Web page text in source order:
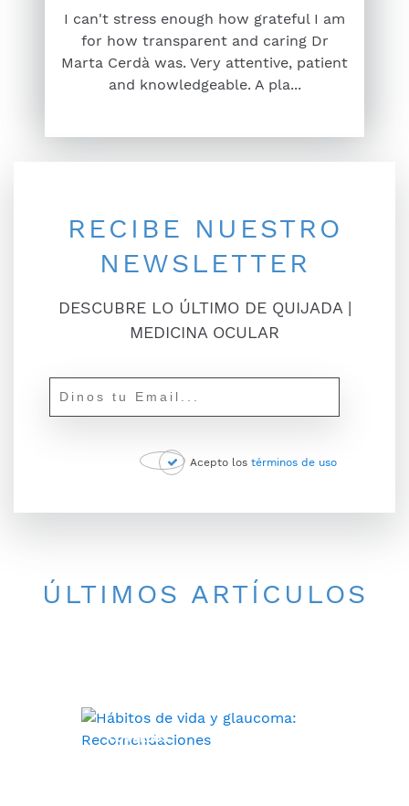
I can't stress enough how grateful I am
for how transparent and caring Dr
Marta Cerdà was. Very attentive, patient
and knowledgeable. A pla...
RECIBE NUESTRO
NEWSLETTER
DESCUBRE LO ÚLTIMO DE QUIJADA |
MEDICINA OCULAR
Acepto los términos de uso
ÚLTIMOS ARTÍCULOS
CONSEJOS